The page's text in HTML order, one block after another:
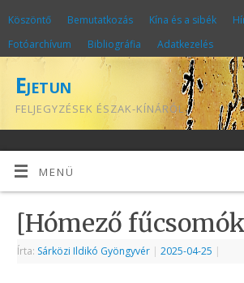
Köszöntő Bemutatkozás Kína és a sibék
Fotóarchívum
Bibliográfia Adatkezelés
Ejetun
FELJEGYZÉSEK ÉSZAK-KÍNÁRÓL
MENÜ
[Hómező
Írta: Sárközi Ildikó Gyöngyvér | 2025-04-25 |